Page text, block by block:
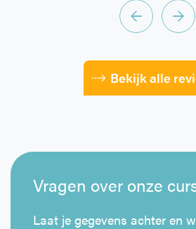
Bekijk alle
Vragen over onze
Laat je gegevens achter en